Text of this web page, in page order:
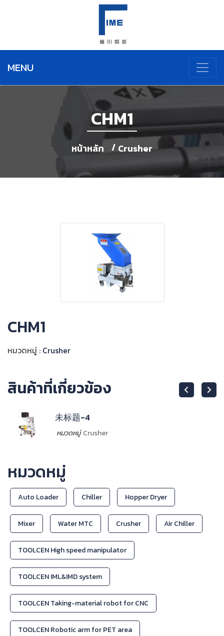
MENU
CHM1
หน้าหลัก Crusher
CHM1
หมวดหมู่ : Crusher
สินค้าที่เกี่ยวข้อง
未标题-4
หมวดหมู่ Crusher
หมวดหมู่
Auto Loader Chiller Hopper Dryer
Mixer Water MTC Crusher Air Chiller
TOOLCEN High speed manipulator
TOOLCEN IML&IMD system
TOOLCEN Taking-material robot for CNC
TOOLCEN Robotic arm for PET area